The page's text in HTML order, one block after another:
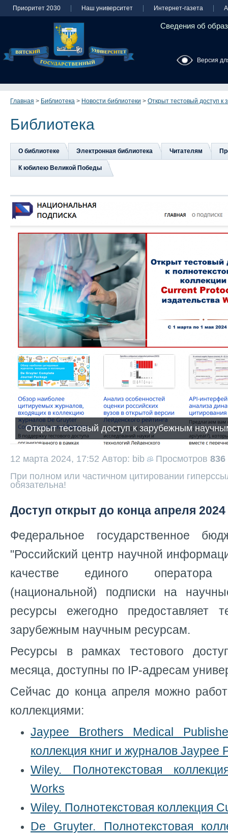
Приоритет 2030 Наш университет Интернет-газета
Сведения об
Версия
Главная > Библиотека > Новости библиотеки > Открыт тестовый доступ
Библиотека
О библиотеке Электронная библиотека Читателям
К юбилею Великой Победы
Открыт тестовый доступ к зарубежным
12 марта 2024, 17:52 Автор: bib Просмотров 836
При полном или частичном цитировании
обязательна!
Доступ открыт до конца апреля 2024
Федеральное государственное
"Российский центр научной
качестве единого оператора
(национальной) подписки на
ресурсы ежегодно предоставляет
зарубежным научным ресурсам.
Ресурсы в рамках тестового
месяца, доступны по IP-адресам
Сейчас до конца апреля можно
коллекциями:
Jaypee Brothers Medical
коллекция книг и журналов Jaypee
Wiley. Полнотекстовая
Works
Wiley. Полнотекстовая коллекция
De Gruyter. Полнотекстовая